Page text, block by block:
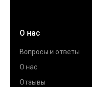
О нас
Вопросы и ответы
О нас
Отзывы